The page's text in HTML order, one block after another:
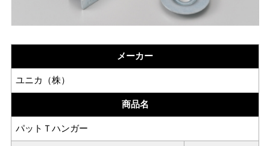
メーカー
ユニカ（株）
商品名
パットＴハンガー